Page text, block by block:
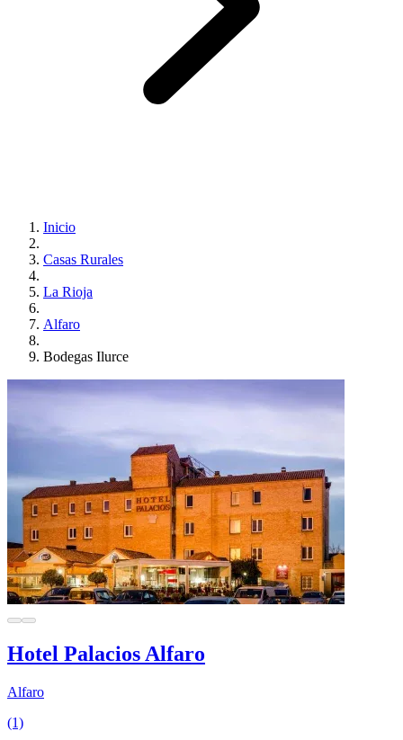
Inicio
Casas Rurales
La Rioja
Alfaro
Bodegas Ilurce
Hotel Palacios Alfaro
Alfaro
(1)